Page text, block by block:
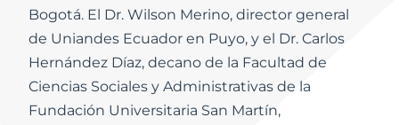
Bogotá. El Dr. Wilson Merino, director general
de Uniandes Ecuador en Puyo, y el Dr. Carlos
Hernández Díaz, decano de la Facultad de
Ciencias Sociales y Administrativas de la
Fundación Universitaria San Martín,